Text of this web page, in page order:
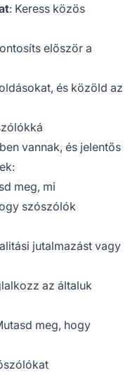
: Keress közös
először a
és közöld az
vannak, és jelentős
meg, mi
szószólók
jutalmazást vagy
az általuk
meg, hogy